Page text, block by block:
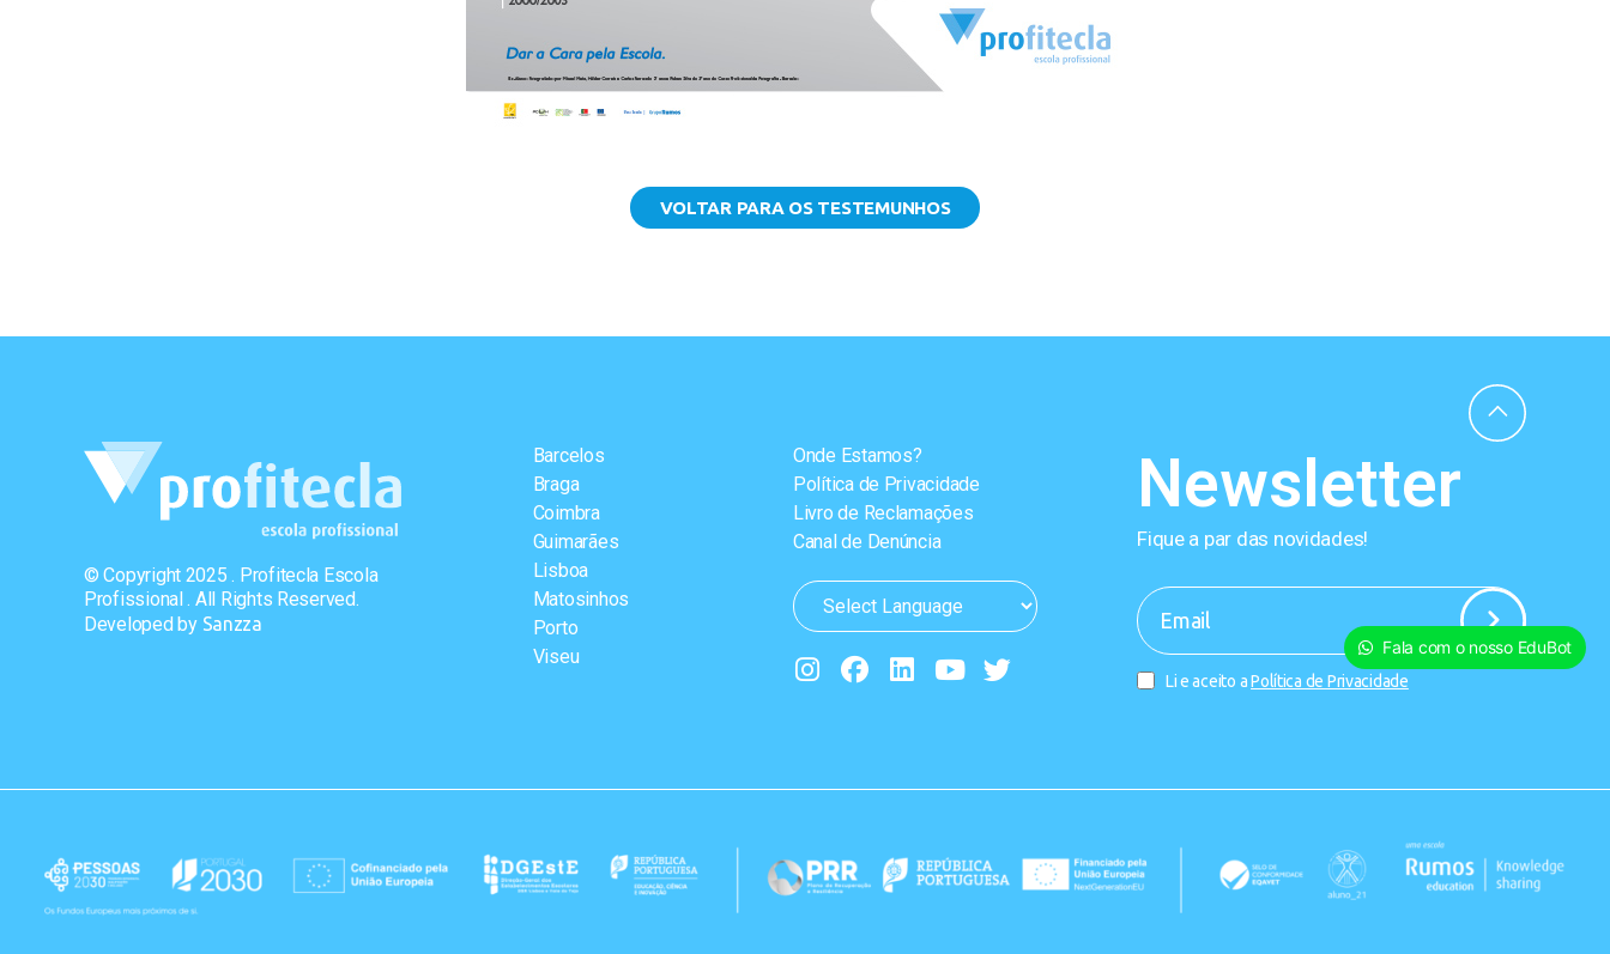
VOLTAR PARA OS TESTEMUNHOS
© Copyright 2025 . Profitecla Escola
Profissional . All Rights Reserved.
Developed by Sanzza
Barcelos
Braga
Coimbra
Guimarães
Lisboa
Matosinhos
Porto
Viseu
Onde Estamos?
Política de Privacidade
Livro de Reclamações
Canal de Denúncia
Newsletter
Fique a par das novidades!
Li e aceito aPolítica de Privacidade
-
Fala com o nosso EduBot